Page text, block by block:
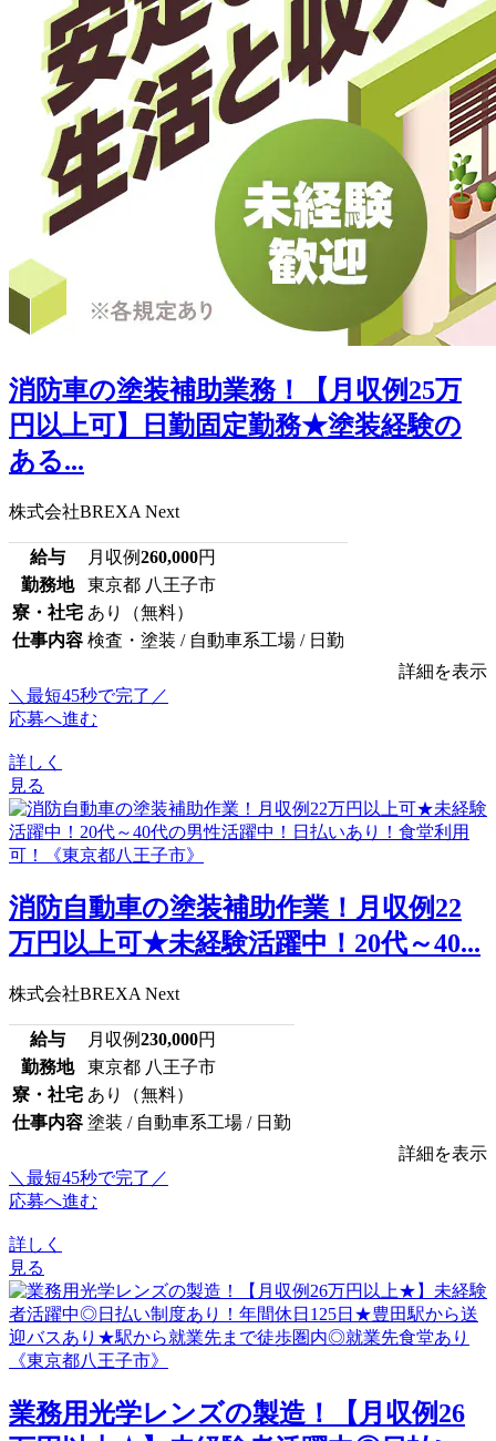
消防車の塗装補助業務！【月収例25万
円以上可】日勤固定勤務★塗装経験の
ある...
株式会社BREXA Next
給与 月収例260,000円
勤務地
東京都 八王子市
寮・社宅 あり（無料）
仕事内容 検査・塗装 / 自動車系工場 / 日勤
詳細を表示
＼最短45秒で完了／
応募へ進む
詳しく
見る
消防自動車の塗装補助作業！月収例22
万円以上可★未経験活躍中！20代～40...
株式会社BREXA Next
給与 月収例230,000円
勤務地
東京都 八王子市
寮・社宅 あり（無料）
仕事内容 塗装 / 自動車系工場 / 日勤
詳細を表示
＼最短45秒で完了／
応募へ進む
詳しく
見る
業務用光学レンズの製造！【月収例26